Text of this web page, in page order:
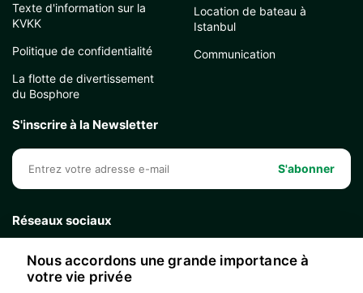
Texte d'information sur la
KVKK
Politique de confidentialité
La flotte de divertissement
du Bosphore
Location de bateau à
Istanbul
Communication
S'inscrire à la Newsletter
S'abonner
Réseaux sociaux
Nous accordons une grande importance à
votre vie privée